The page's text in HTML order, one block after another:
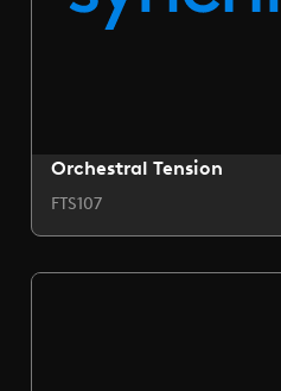
Orchestral Tension
FTS107